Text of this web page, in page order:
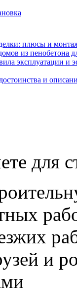
плюсы и
из пенобетона
эксплуатации и
и
для
и